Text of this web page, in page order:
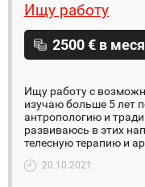
Ищу работу
2500 € в
Ищу работу с
изучаю больше 5 лет
антропологию и
развиваюсь в этих
телесную терапию и
20.10.2021